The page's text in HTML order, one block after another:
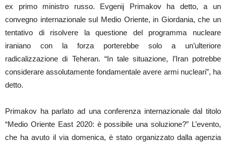
ex primo ministro russo. Evgenij Primakov ha detto, a un
convegno internazionale sul Medio Oriente, in Giordania, che un
tentativo di risolvere la questione del programma nucleare
iraniano con la forza porterebbe solo a un’ulteriore
radicalizzazione di Teheran. “In tale situazione, l’Iran potrebbe
considerare assolutamente fondamentale avere armi nucleari”, ha
detto.
Primakov ha parlato ad una conferenza internazionale dal titolo
“Medio Oriente East 2020: è possibile una soluzione?” L’evento,
che ha avuto il via domenica, è stato organizzato dalla agenzia